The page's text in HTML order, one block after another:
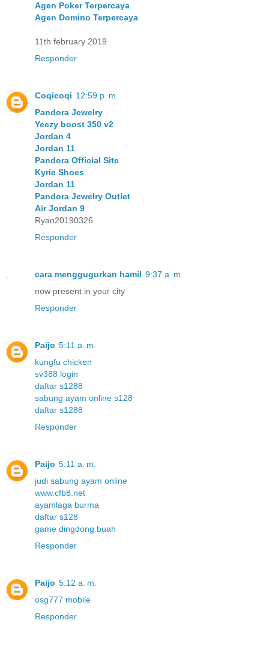
Agen Poker Terpercaya
Agen Domino Terpercaya
11th february 2019
Responder
Coqicoqi 12:59 p. m.
Pandora Jewelry
Yeezy boost 350 v2
Jordan 4
Jordan 11
Pandora Official Site
Kyrie Shoes
Jordan 11
Pandora Jewelry Outlet
Air Jordan 9
Ryan20190326
Responder
cara menggugurkan hamil 9:37 a. m.
now present in your city
Responder
Paijo 5:11 a. m.
kungfu chicken
sv388 login
daftar s1288
sabung ayam online s128
daftar s1288
Responder
Paijo 5:11 a. m.
judi sabung ayam online
www.cfb8.net
ayamlaga burma
daftar s128
game dingdong buah
Responder
Paijo 5:12 a. m.
osg777 mobile
Responder